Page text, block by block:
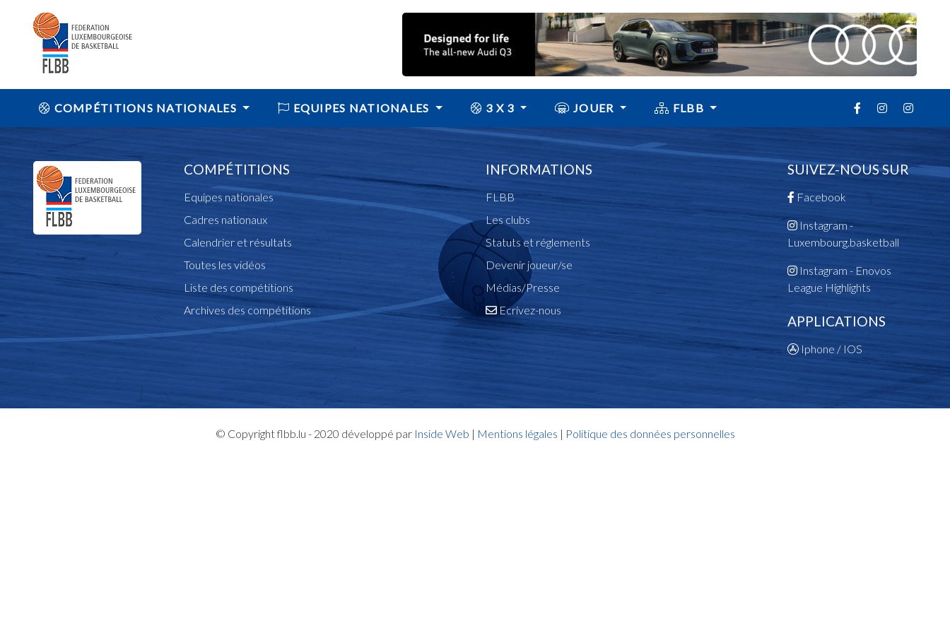
COMPÉTITIONS NATIONALES EQUIPES NATIONALES 3 X 3 JOUER FLBB
COMPÉTITIONS
Equipes nationales
Cadres nationaux
Calendrier et résultats
Toutes les vidéos
Liste des compétitions
Archives des compétitions
INFORMATIONS
FLBB
Les clubs
Statuts et réglements
Devenir joueur/se
Médias/Presse
Ecrivez-nous
SUIVEZ-NOUS SUR
Facebook
Instagram -
Luxembourg.basketball
Instagram - Enovos
League Highlights
APPLICATIONS
Iphone / IOS
© Copyright flbb.lu - 2020 développé par Inside Web | Mentions légales | Politique des données personnelles